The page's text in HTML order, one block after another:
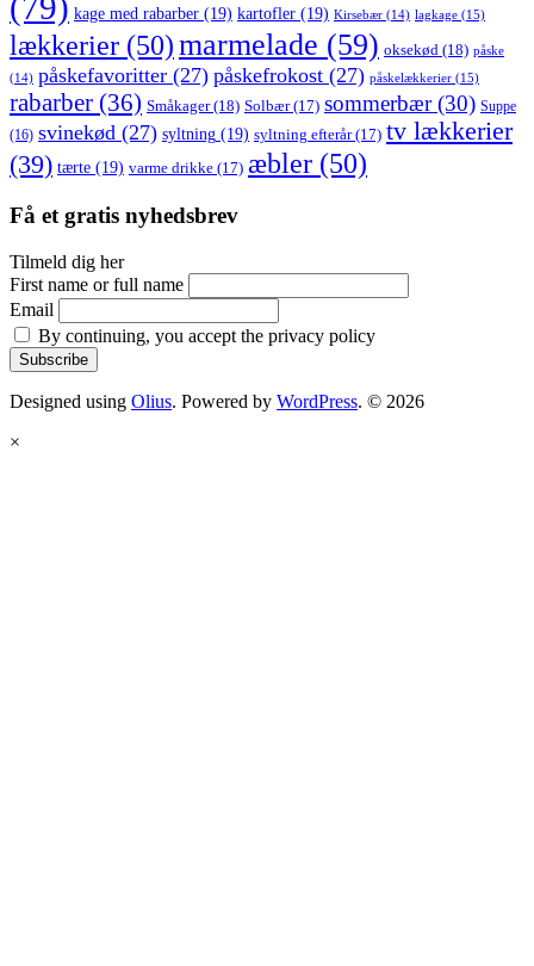
kage med rabarber (19) kartofler (19) Kirsebær (14) lagkage (15)
lækkerier (50)marmelade (59) oksekød (18) påske
(14) påskefavoritter (27) påskefrokost (27) påskelækkerier (15)
rabarber (36) Småkager(18) Solbær(17) sommerbær(30) Suppe
(16) svinekød (27) syltning (19) syltning efterår(17) tv lækkerier
(39) tærte (19) varme drikke (17) æbler (50)
Få et gratis nyhedsbrev
Tilmeld dig her
First name or full name
Email
By continuing, you accept the privacy policy
Designed using Olius. Powered by WordPress. © 2026
×